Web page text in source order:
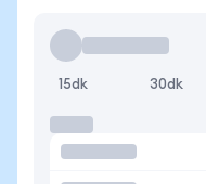
15dk 30dk